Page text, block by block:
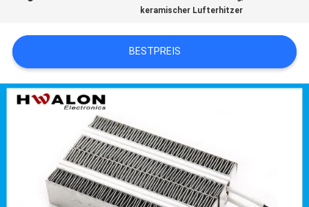
DATENSCHUTZRICHTLINIE
keramischer Lufterhitzer
BESTPREIS